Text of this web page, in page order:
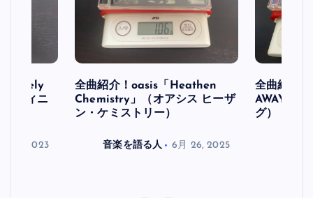
フィニ
30, 2023
全曲紹介！oasis「Heathen
Chemistry」（オアシス ヒーザ
ン・ケミストリー）
音楽を語る人 6月 26, 2025
全曲紹介
AWAY」
グ）